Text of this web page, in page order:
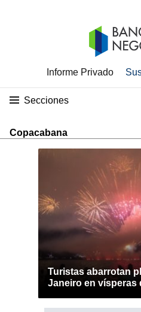
Informe Privado
Secciones
Copacabana
Turistas abarrotan
Janeiro en vísperas